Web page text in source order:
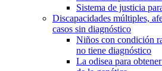
Sistema de justicia
Discapacidades múltiples,
casos sin diagnóstico
Niños con condición
no tiene diagnóstico
La odisea para